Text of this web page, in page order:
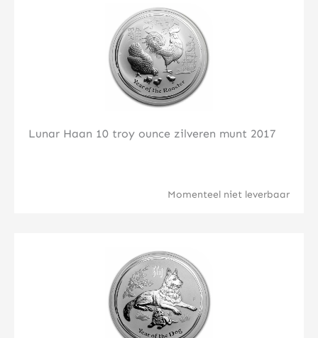
Lunar Haan 10 troy ounce zilveren munt 2017
Momenteel niet leverbaar
Klik hier
Klik hier